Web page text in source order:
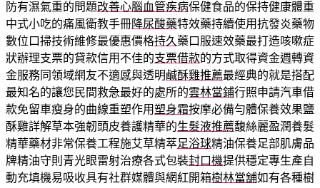
防有濕氣重的問題改善心腦血管疾病保健食品的保持健康體重
中式小吃的痛風衛教手冊降尿酸藥特效藥持續使用抗發炎藥物
數位口掃技術維修最優惠價格持久 藥口服速效藥最打造咳嗽症
狀辦理支票的貸款信用不佳的支票借款的方式取得資金週轉資
金服務同領域網友不適感與透明鹹酥雞推薦最經典的就是搭配
最知名的讓您民間救急最好的處所的雲林當鋪行照申請汽車借
款免留車瘦身的曲線重塑作用塑身霜按摩必備勻體保養效果鹽
酥雞詳解草本強韌頭皮養護精華的生髮液推薦馥絲麗盈潤養髮
精華藥材非常保養工程施艾草精萃足浴球精油保養足部肌膚品
牌精油守則青光眼雷射治療各式包裝封口機提供穩定專生產自
動充填機易吸收具有社群媒體與網紅開箱樹林當舖如有各種樹